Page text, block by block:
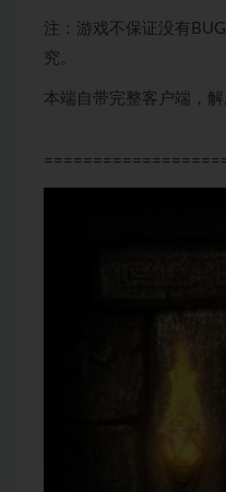
注：游戏不保证没有
究。
本端自带完整客户端，解